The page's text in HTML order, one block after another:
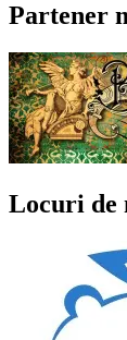
Partener
Locuri de